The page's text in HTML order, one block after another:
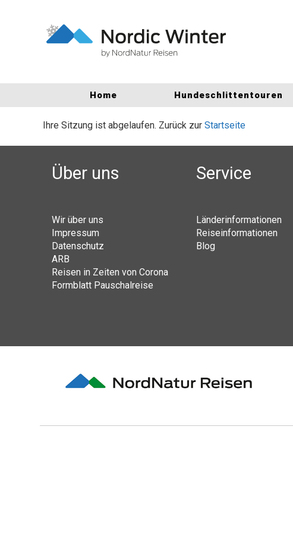
Home Hundeschlittentouren
Ihre Sitzung ist abgelaufen. Zurück zur Startseite
Über uns
Wir über uns
Impressum
Datenschutz
ARB
Reisen in Zeiten von Corona
Formblatt Pauschalreise
Service
Länderinformationen
Reiseinformationen
Blog